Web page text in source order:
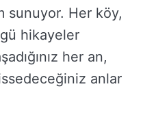
sunuyor. Her köy,
hikayeler
her an,
anlar